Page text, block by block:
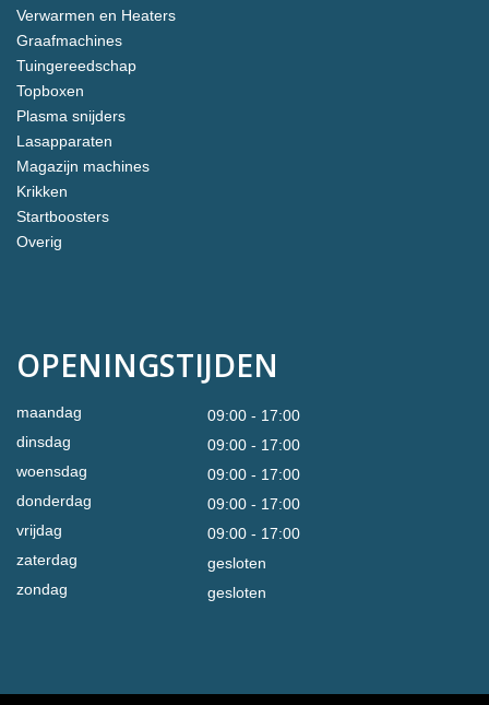
Verwarmen en Heaters
Graafmachines
Tuingereedschap
Topboxen
Plasma snijders
Lasapparaten
Magazijn machines
Krikken
Startboosters
Overig
OPENINGSTIJDEN
maandag
09:00 - 17:00
dinsdag
09:00 - 17:00
woensdag
09:00 - 17:00
donderdag
09:00 - 17:00
vrijdag
09:00 - 17:00
zaterdag
gesloten
zondag
gesloten